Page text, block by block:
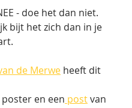
- doe het dan niet.
bijt het zich dan in je
de Merwe heeft dit
en een post van